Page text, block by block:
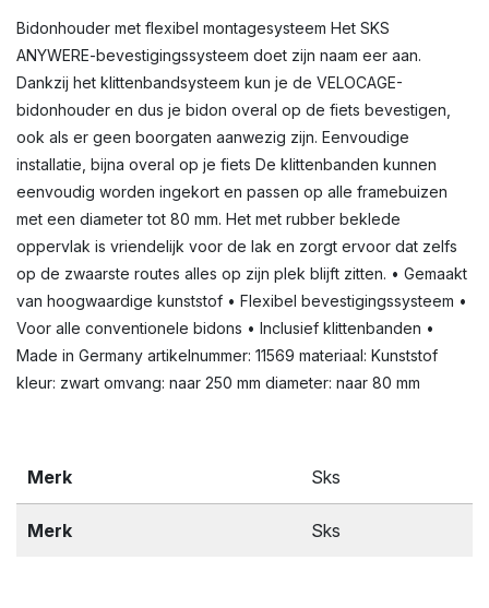
Bidonhouder met flexibel montagesysteem Het SKS
ANYWERE-bevestigingssysteem doet zijn naam eer aan.
Dankzij het klittenbandsysteem kun je de VELOCAGE-
bidonhouder en dus je bidon overal op de fiets bevestigen,
ook als er geen boorgaten aanwezig zijn. Eenvoudige
installatie, bijna overal op je fiets De klittenbanden kunnen
eenvoudig worden ingekort en passen op alle framebuizen
met een diameter tot 80 mm. Het met rubber beklede
oppervlak is vriendelijk voor de lak en zorgt ervoor dat zelfs
op de zwaarste routes alles op zijn plek blijft zitten. • Gemaakt
van hoogwaardige kunststof • Flexibel bevestigingssysteem •
Voor alle conventionele bidons • Inclusief klittenbanden •
Made in Germany artikelnummer: 11569 materiaal: Kunststof
kleur: zwart omvang: naar 250 mm diameter: naar 80 mm
Merk Sks
Merk Sks